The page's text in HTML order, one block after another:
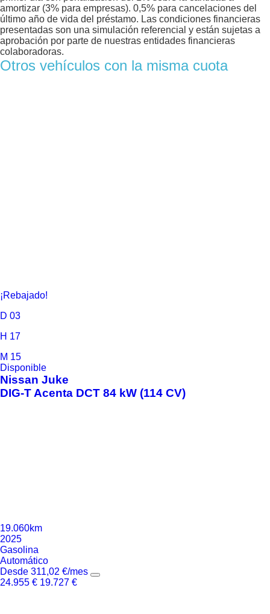
amortizar (3% para empresas). 0,5% para cancelaciones del
último año de vida del préstamo. Las condiciones financieras
presentadas son una simulación referencial y están sujetas a
aprobación por parte de nuestras entidades financieras
colaboradoras.
Otros vehículos con la misma cuota
¡Rebajado!
D 03
H 17
M 15
Disponible
Nissan Juke
DIG-T Acenta DCT 84 kW (114 CV)
19.060km
2025
Gasolina
Automático
Desde 311,02 €/mes
24.955 € 19.727 €